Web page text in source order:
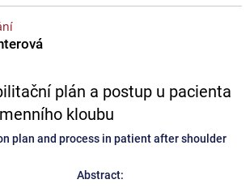
plán a postup u pacienta
kloubu
plan and process in patient after shoulder
Abstract: